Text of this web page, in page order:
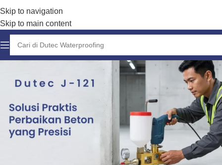
Skip to navigation
Skip to main content